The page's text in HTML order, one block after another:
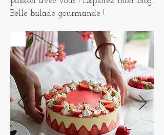
Belle balade gourmande !